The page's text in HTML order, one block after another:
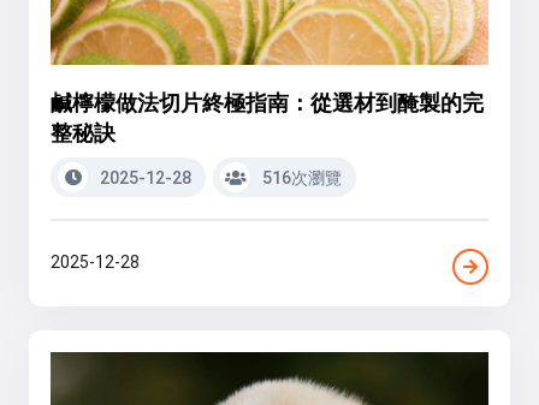
鹹檸檬做法切片終極指南：從選材到醃製的完
整秘訣
2025-12-28 516次瀏覽
2025-12-28